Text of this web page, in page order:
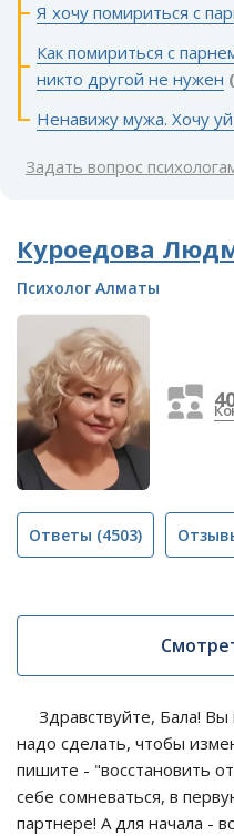
Я хочу помириться с
Как помириться с
никто другой не нужен
Ненавижу мужа. Хочу
Задать вопрос
Куроедова
Психолог Алматы
Ответы (4503)
Здравствуйте, Бала! Вы
надо сделать, чтобы
пишите - "восстановить
себе сомневаться, в
партнере! А для начала -